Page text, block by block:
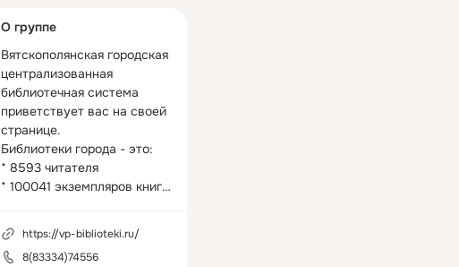
О группе
Вятскополянская городская
централизованная
библиотечная система
приветствует вас на своей
странице.
Библиотеки города - это:
* 8593 читателя
* 100041 экземпляров книг
год
https://vp-biblioteki.ru/
8(83334)74556